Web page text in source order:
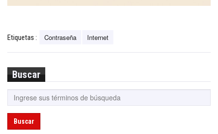
Etiquetas : Contraseña Internet
Buscar
Buscar